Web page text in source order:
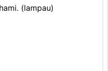
(lampau)